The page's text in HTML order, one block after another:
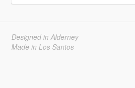
Designed in Alderney
Made in Los Santos